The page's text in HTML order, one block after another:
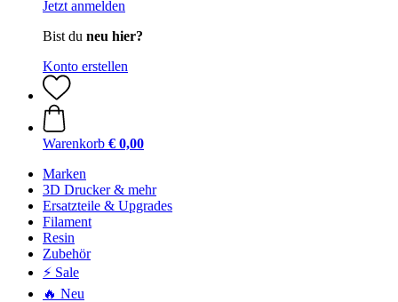
Jetzt anmelden
Bist du neu hier?
Konto erstellen
Warenkorb € 0,00
Marken
3D Drucker & mehr
Ersatzteile & Upgrades
Filament
Resin
Zubehör
⚡ Sale
🔥 Neu